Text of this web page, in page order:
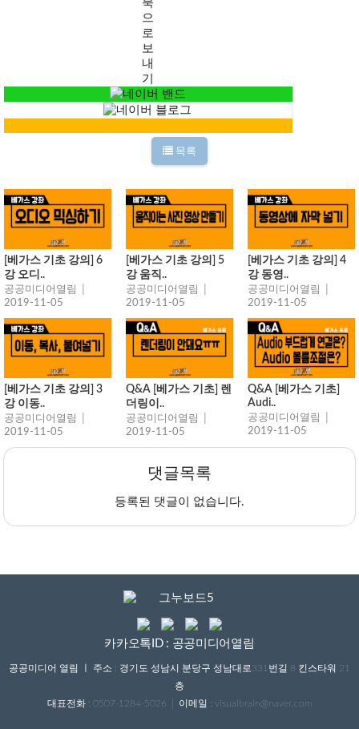
목록
[베가스 기초 강의] 6
강 오디..
공공미디어열림 │
2019-11-05
[베가스 기초 강의] 5
강 움직..
공공미디어열림 │
2019-11-05
[베가스 기초 강의] 4
강 동영..
공공미디어열림 │
2019-11-05
[베가스 기초 강의] 3
강 이동..
공공미디어열림 │
2019-11-05
Q&A [베가스 기초] 렌
더링이..
공공미디어열림 │
2019-11-05
Q&A [베가스 기초]
Audi..
공공미디어열림 │
2019-11-05
댓글목록
등록된 댓글이 없습니다.
공공미디어 열림 ㅣ 주소 : 경기도 성남시 분당구 성남대로331번길 8 킨스타워 21
층
대표전화 : 0507-1284-5026 │ 이메일 : visualbrain@naver.com
카카오톡ID : 공공미디어열림